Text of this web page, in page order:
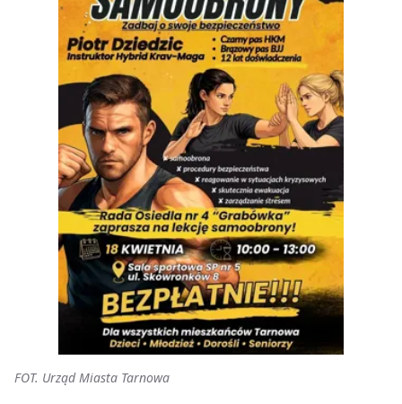
FOT. Urząd Miasta Tarnowa